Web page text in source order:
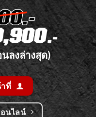
นลงล่างสุด)
ที่
อนไลน์